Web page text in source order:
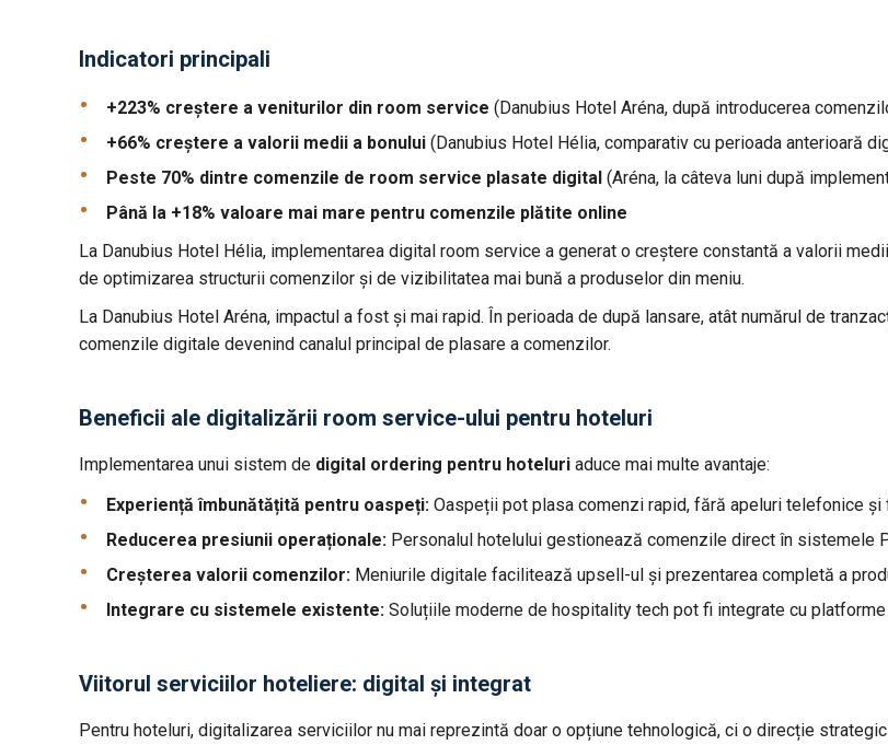
Indicatori principali
+223% creștere a veniturilor din room service (Danubius Hotel Aréna, după introducerea
+66% creștere a valorii medii a bonului (Danubius Hotel Hélia, comparativ cu perioada anterioară
Peste 70% dintre comenzile de room service plasate digital (Aréna, la câteva luni după
Până la +18% valoare mai mare pentru comenzile plătite online
La Danubius Hotel Hélia, implementarea digital room service a generat o creștere constantă a valorii
de optimizarea structurii comenzilor și de vizibilitatea mai bună a produselor din meniu.
La Danubius Hotel Aréna, impactul a fost și mai rapid. În perioada de după lansare, atât numărul de
comenzile digitale devenind canalul principal de plasare a comenzilor.
Beneficii ale digitalizării room service-ului pentru hoteluri
Implementarea unui sistem de digital ordering pentru hoteluri aduce mai multe avantaje:
Experiență îmbunătățită pentru oaspeți: Oaspeții pot plasa comenzi rapid, fără apeluri telefonice și
Reducerea presiunii operaționale: Personalul hotelului gestionează comenzile direct în sistemele
Creșterea valorii comenzilor: Meniurile digitale facilitează upsell-ul și prezentarea completă a
Integrare cu sistemele existente: Soluțiile moderne de hospitality tech pot fi integrate cu platforme
Viitorul serviciilor hoteliere: digital și integrat
Pentru hoteluri, digitalizarea serviciilor nu mai reprezintă doar o opțiune tehnologică, ci o direcție